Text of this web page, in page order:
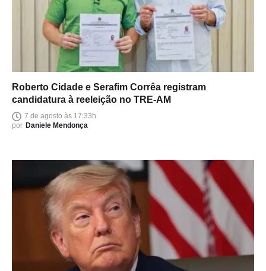
Roberto Cidade e Serafim Corrêa registram
candidatura à reeleição no TRE-AM
7 de agosto às 17:33h
por Daniele Mendonça